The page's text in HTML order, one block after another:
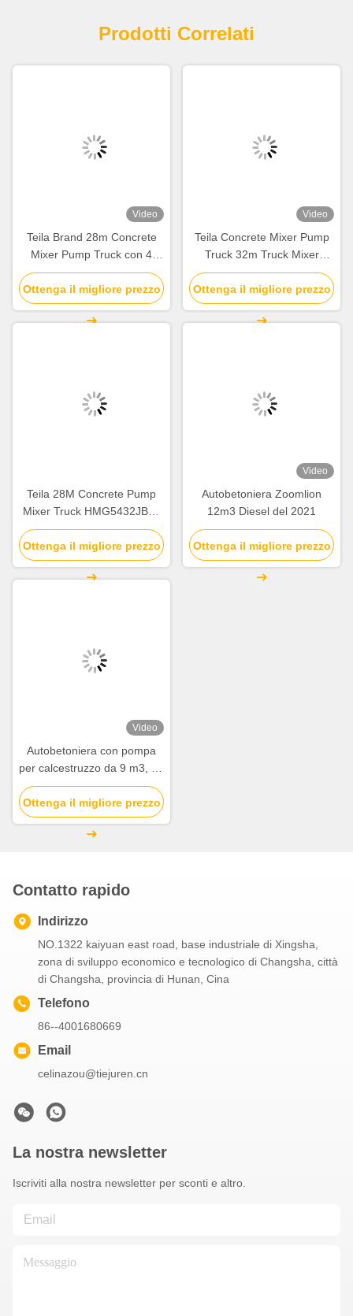
Prodotti Correlati
Video
Teila Brand 28m Concrete
Mixer Pump Truck con 4
Sezioni di Boom 65 m3/h
Output e 8 MPa Pressure
Ottenga il migliore prezzo
Video
Teila Concrete Mixer Pump
Truck 32m Truck Mixer
Pumps Euro V per la
costruzione
Ottenga il migliore prezzo
Teila 28M Concrete Pump
Mixer Truck HMG5432JBC-
28 Truck Mixer Concrete
Pumps
Ottenga il migliore prezzo
Video
Autobetoniera Zoomlion
12m3 Diesel del 2021
Ottenga il migliore prezzo
Video
Autobetoniera con pompa
per calcestruzzo da 9 m3, 28
m, velocità massima 82 km/h
e carburante diesel per
edilizia
Ottenga il migliore prezzo
Contatto rapido
Indirizzo
NO.1322 kaiyuan east road, base industriale di Xingsha,
zona di sviluppo economico e tecnologico di Changsha, città
di Changsha, provincia di Hunan, Cina
Telefono
86--4001680669
Email
celinazou@tiejuren.cn
La nostra newsletter
Iscriviti alla nostra newsletter per sconti e altro.